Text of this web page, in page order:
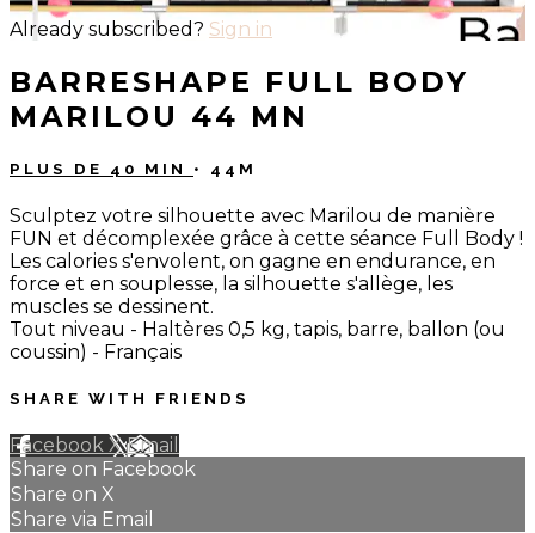
Already subscribed? Sign in
BARRESHAPE FULL BODY
MARILOU 44 MN
PLUS DE 40 MIN • 44M
Sculptez votre silhouette avec Marilou de manière
FUN et décomplexée grâce à cette séance Full Body !
Les calories s'envolent, on gagne en endurance, en
force et en souplesse, la silhouette s'allège, les
muscles se dessinent.
Tout niveau - Haltères 0,5 kg, tapis, barre, ballon (ou
coussin) - Français
SHARE WITH FRIENDS
Facebook XEmail
Share on Facebook
Share on X
Share via Email